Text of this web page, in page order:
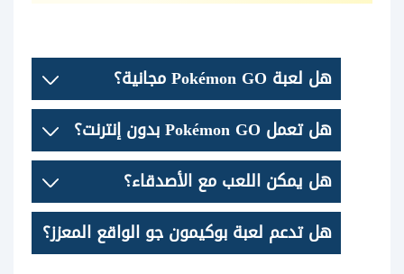
هل لعبة Pokémon GO مجانية؟
هل تعمل Pokémon GO بدون إنترنت؟
هل يمكن اللعب مع الأصدقاء؟
هل تدعم لعبة بوكيمون جو الواقع المعزز؟